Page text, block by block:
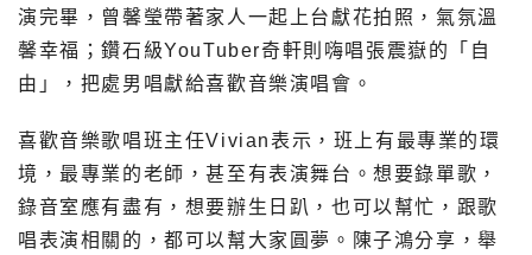
演完畢，曾馨瑩帶著家人一起上台獻花拍照，氣氛溫
馨幸福；鑽石級YouTuber奇軒則嗨唱張震嶽的「自
由」，把處男唱獻給喜歡音樂演唱會。
喜歡音樂歌唱班主任Vivian表示，班上有最專業的環
境，最專業的老師，甚至有表演舞台。想要錄單歌，
錄音室應有盡有，想要辦生日趴，也可以幫忙，跟歌
唱表演相關的，都可以幫大家圓夢。陳子鴻分享，舉